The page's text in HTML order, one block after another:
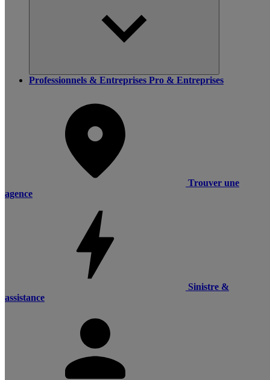
Professionnels & Entreprises Pro & Entreprises
Trouver une
agence
Sinistre &
assistance